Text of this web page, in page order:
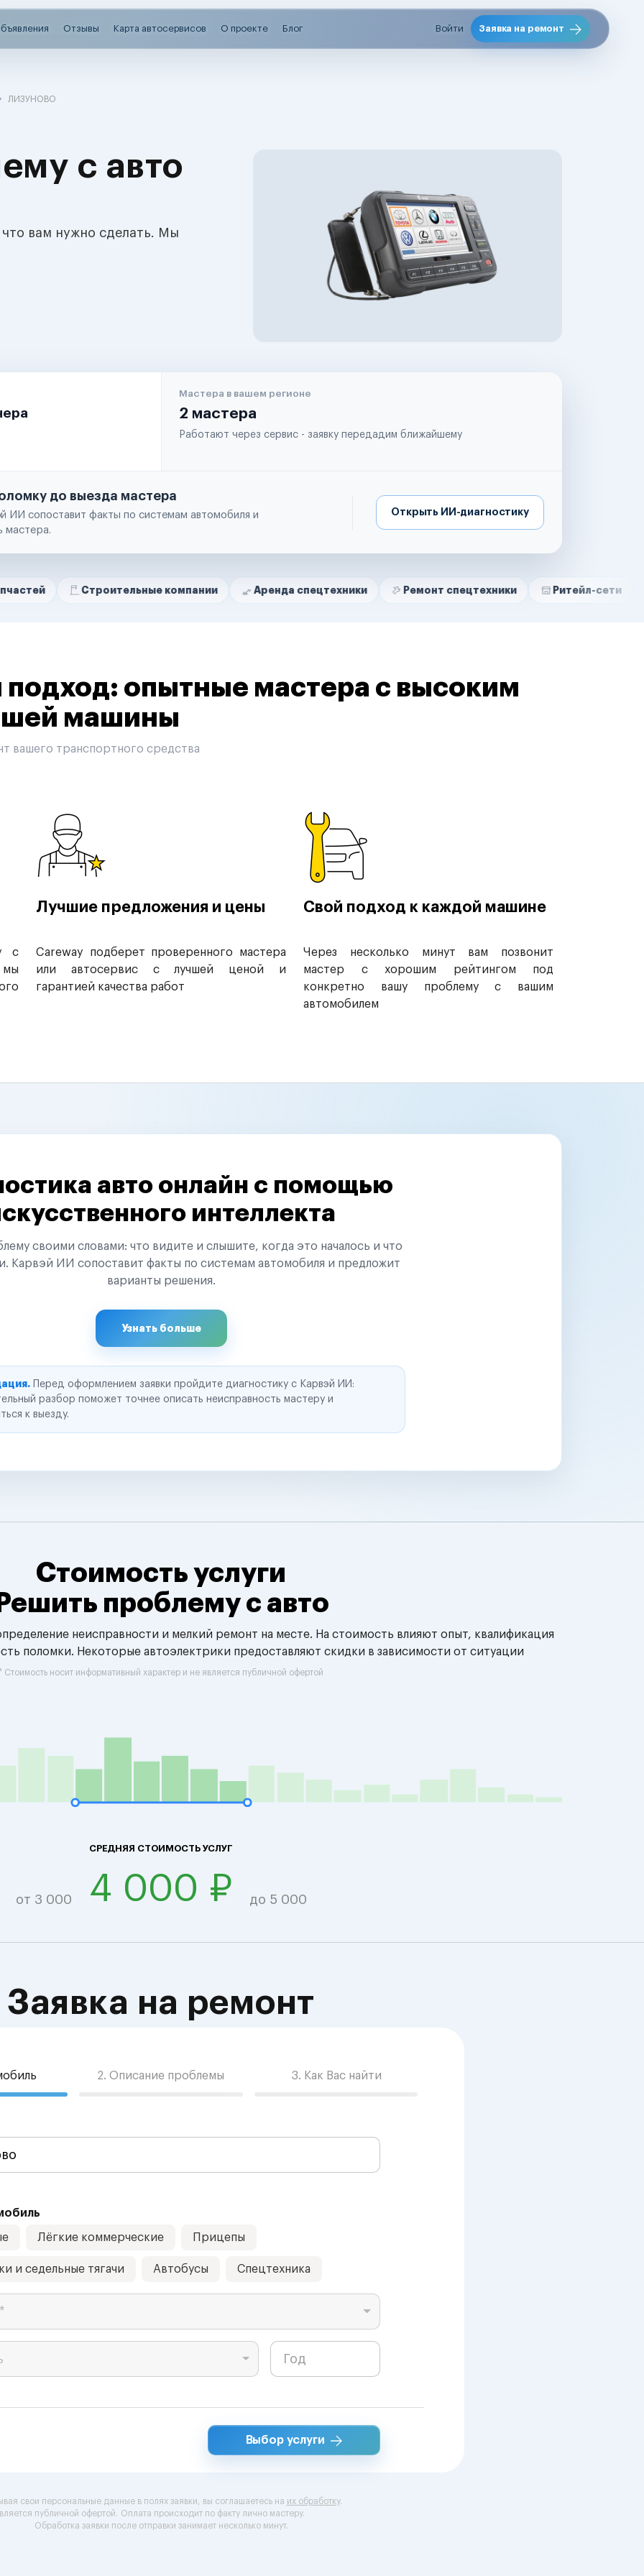
Отзывы Карта автосервисов О проекте Блог Войти Заявка на ремонт
ЛИЗУНОВО
с авто
вам нужно сделать. Мы
Мастера в вашем регионе
2 мастера
Работают через сервис - заявку передадим ближайшему
до выезда мастера
ИИ сопоставит факты по системам автомобиля и
мастера.
Открыть ИИ-диагностику
Строительные компании Аренда спецтехники Ремонт спецтехники Ритейл-сети
опытные мастера с высоким
машины
вашего транспортного средства
с
мы
Лучшие предложения и цены
Careway подберет проверенного мастера
или автосервис с лучшей ценой и
гарантией качества работ
Свой подход к каждой машине
Через несколько минут вам позвонит
мастер с хорошим рейтингом под
конкретно вашу проблему с вашим
автомобилем
авто онлайн с помощью
интеллекта
своими словами: что видите и слышите, когда это началось и что
Карвэй ИИ сопоставит факты по системам автомобиля и предложит
варианты решения.
Узнать больше
Перед оформлением заявки пройдите диагностику с Карвэй ИИ:
разбор поможет точнее описать неисправность мастеру и
к выезду.
Стоимость услуги
Решить проблему с авто
неисправности и мелкий ремонт на месте. На стоимость влияют опыт, квалификация
поломки. Некоторые автоэлектрики предоставляют скидки в зависимости от ситуации
Стоимость носит информативный характер и не является публичной офертой
СРЕДНЯЯ СТОИМОСТЬ УСЛУГ
от 3 000 4 000 ₽ до 5 000
Заявка на ремонт
2. Описание проблемы 3. Как Вас найти
Лёгкие коммерческие Прицепы
и седельные тягачи Автобусы Спецтехника
Выбор услуги
свои персональные данные в полях заявки, вы соглашаетесь на их обработку.
публичной офертой. Оплата происходит по факту лично мастеру.
Обработка заявки после отправки занимает несколько минут.